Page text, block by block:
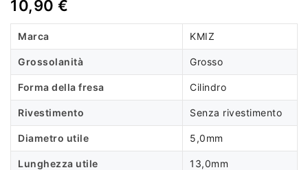
10,90 €
Marca KMIZ
Grossolanità Grosso
Forma della fresa Cilindro
Rivestimento Senza rivestimento
Diametro utile 5,0mm
Lunghezza utile 13,0mm